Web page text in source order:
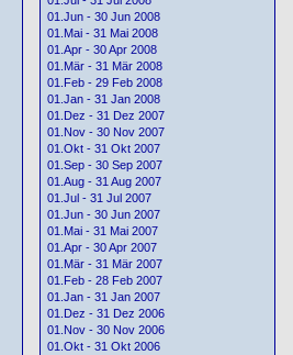
01.Jun - 30 Jun 2008
01.Mai - 31 Mai 2008
01.Apr - 30 Apr 2008
01.Mär - 31 Mär 2008
01.Feb - 29 Feb 2008
01.Jan - 31 Jan 2008
01.Dez - 31 Dez 2007
01.Nov - 30 Nov 2007
01.Okt - 31 Okt 2007
01.Sep - 30 Sep 2007
01.Aug - 31 Aug 2007
01.Jul - 31 Jul 2007
01.Jun - 30 Jun 2007
01.Mai - 31 Mai 2007
01.Apr - 30 Apr 2007
01.Mär - 31 Mär 2007
01.Feb - 28 Feb 2007
01.Jan - 31 Jan 2007
01.Dez - 31 Dez 2006
01.Nov - 30 Nov 2006
01.Okt - 31 Okt 2006